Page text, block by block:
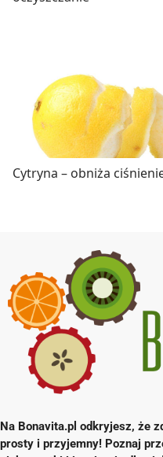
Cytryna – obniża
Na Bonavita.pl odkryjesz, że
prosty i przyjemny! Poznaj